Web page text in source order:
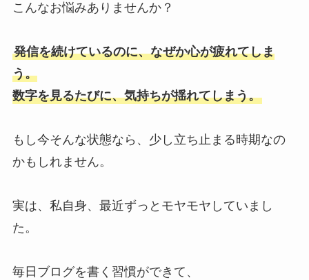
こんなお悩みありませんか？
発信を続けているのに、なぜか心が疲れてしま
う。
数字を見るたびに、気持ちが揺れてしまう。
もし今そんな状態なら、少し立ち止まる時期なの
かもしれません。
実は、私自身、最近ずっとモヤモヤしていまし
た。
毎日ブログを書く習慣ができて、